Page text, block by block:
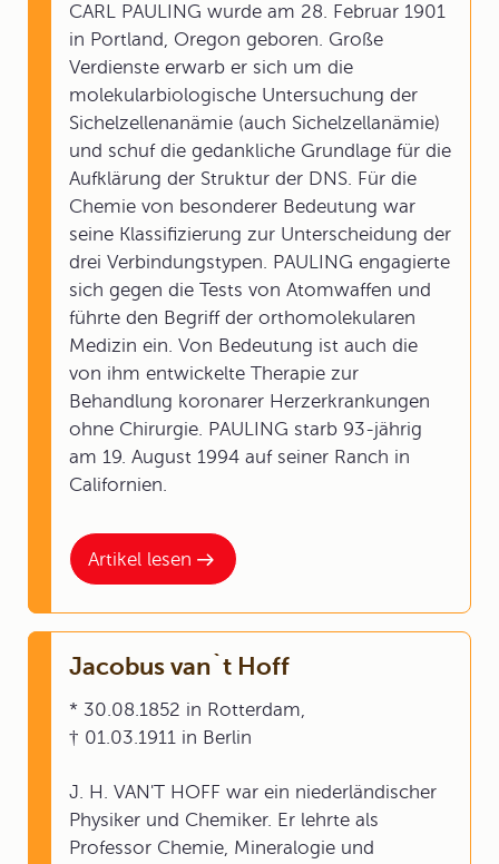
Artikel lesen
CARL PAULING wurde am 28. Februar 1901
in Portland, Oregon geboren. Große
Verdienste erwarb er sich um die
molekularbiologische Untersuchung der
Sichelzellenanämie (auch Sichelzellanämie)
und schuf die gedankliche Grundlage für die
Aufklärung der Struktur der DNS. Für die
Chemie von besonderer Bedeutung war
seine Klassifizierung zur Unterscheidung der
drei Verbindungstypen. PAULING engagierte
sich gegen die Tests von Atomwaffen und
führte den Begriff der orthomolekularen
Medizin ein. Von Bedeutung ist auch die
von ihm entwickelte Therapie zur
Behandlung koronarer Herzerkrankungen
ohne Chirurgie. PAULING starb 93-jährig
am 19. August 1994 auf seiner Ranch in
Californien.
Jacobus van`t Hoff
* 30.08.1852 in Rotterdam,
† 01.03.1911 in Berlin
J. H. VAN'T HOFF war ein niederländischer
Physiker und Chemiker. Er lehrte als
Professor Chemie, Mineralogie und